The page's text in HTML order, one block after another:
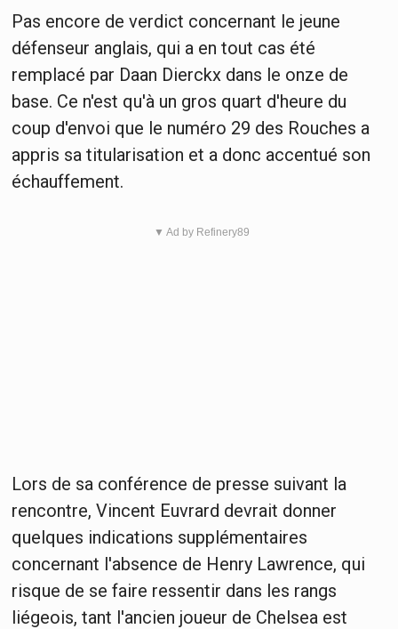
Pas encore de verdict concernant le jeune
défenseur anglais, qui a en tout cas été
remplacé par Daan Dierckx dans le onze de
base. Ce n'est qu'à un gros quart d'heure du
coup d'envoi que le numéro 29 des Rouches a
appris sa titularisation et a donc accentué son
échauffement.
▼ Ad by Refinery89
Lors de sa conférence de presse suivant la
rencontre, Vincent Euvrard devrait donner
quelques indications supplémentaires
concernant l'absence de Henry Lawrence, qui
risque de se faire ressentir dans les rangs
liégeois, tant l'ancien joueur de Chelsea est